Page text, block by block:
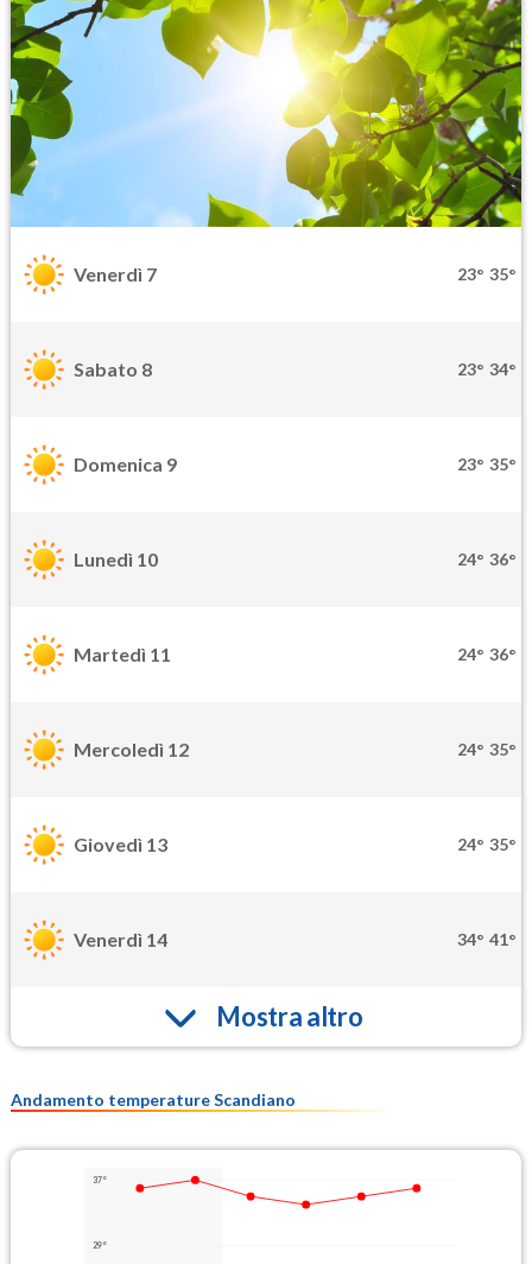
Venerdì 7 23° 35°
Sabato 8 23° 34°
Domenica 9 23° 35°
Lunedì 10 24° 36°
Martedì 11 24° 36°
Mercoledì 12 24° 35°
Giovedì 13 24° 35°
Venerdì 14 34° 41°
Mostra altro
Andamento temperature Scandiano
37°
29°